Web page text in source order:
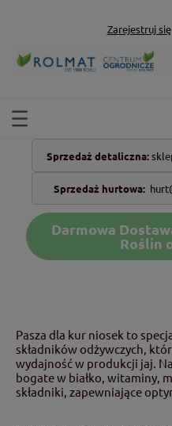
Zarejestruj się
Sprzedaż detaliczna:
Sprzedaż hurtowa:
Darmowa
Roślin
Pasza dla kur niosek to
składników odżywczych,
wydajność w produkcji jaj.
bogate w białko, witaminy,
składniki, zapewniające